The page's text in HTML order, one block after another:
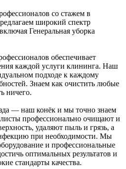
со стажем в
широкий спектр
Генеральная уборка
обеспечивает
каждой услуги клининга. Наш
подходе к каждому
Знаем как очистить любые
ничего.
— наш конёк и мы точно знаем
профессионально очищают и
удаляют пыль и грязь, а
при необходимости. Мы
и профессиональные
оптимальных результатов и
стандарты качества.